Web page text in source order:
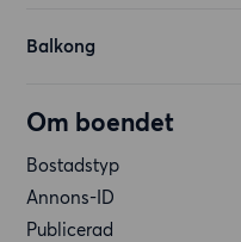
Balkong
Om boendet
Bostadstyp
Annons-ID
Publicerad